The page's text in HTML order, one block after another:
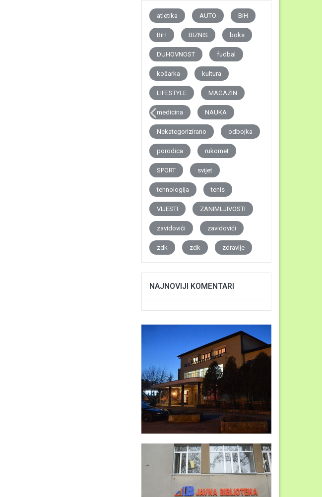
atletika AUTO BiH
BiH BIZNIS boks
DUHOVNOST fudbal
košarka kultura
LIFESTYLE MAGAZIN
medicina NAUKA
Nekategorizirano odbojka
porodica rukomet
SPORT svijet
tehnologija tenis
VIJESTI ZANIMLJIVOSTI
zavidovići zavidovići
zdk zdk zdravlje
NAJNOVIJI KOMENTARI